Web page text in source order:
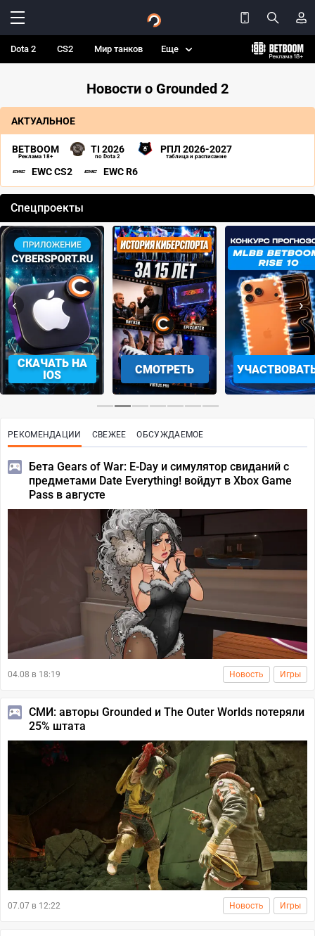
Dota 2 CS2 Мир танков Еще
Новости о Grounded 2
АКТУАЛЬНОЕ
BETBOOM
Реклама 18+
TI 2026
по Dota 2
РПЛ 2026-2027
таблица и расписание
EWC CS2 EWC R6
Спецпроекты
СМОТРЕТЬ УЧАСТВОВАТЬ ЗАБРАТЬ
‹ ›
РЕКОМЕНДАЦИИ СВЕЖЕЕ ОБСУЖДАЕМОЕ
Бета Gears of War: E-Day и симулятор свиданий с
предметами Date Everything! войдут в Xbox Game
Pass в августе
04.08 в 18:19 Новость Игры
СМИ: авторы Grounded и The Outer Worlds потеряли
25% штата
07.07 в 12:22 Новость Игры